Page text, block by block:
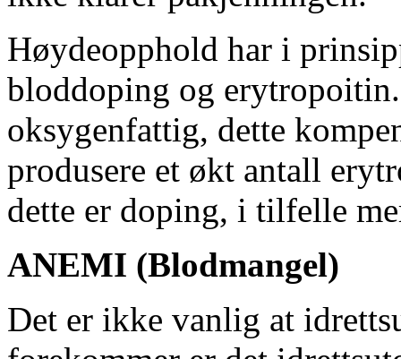
Høydeopphold har i
bloddoping og
oksygenfattig, dette
produsere et økt antall
dette er doping, i tilfelle
ANEMI (Blodmangel)
Det er ikke vanlig at